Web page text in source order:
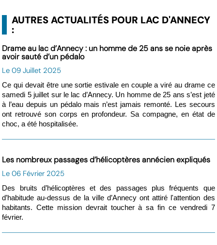
AUTRES ACTUALITÉS POUR LAC D'ANNECY
:
Drame au lac d’Annecy : un homme de 25 ans se noie après
avoir sauté d’un pédalo
Le 09 Juillet 2025
Ce qui devait être une sortie estivale en couple a viré au drame ce
samedi 5 juillet sur le lac d’Annecy. Un homme de 25 ans s’est jeté
à l’eau depuis un pédalo mais n’est jamais remonté. Les secours
ont retrouvé son corps en profondeur. Sa compagne, en état de
choc, a été hospitalisée.
Les nombreux passages d’hélicoptères annécien expliqués
Le 06 Février 2025
Des bruits d’hélicoptères et des passages plus fréquents que
d’habitude au-dessus de la ville d’Annecy ont attiré l'attention des
habitants. Cette mission devrait toucher à sa fin ce vendredi 7
février.